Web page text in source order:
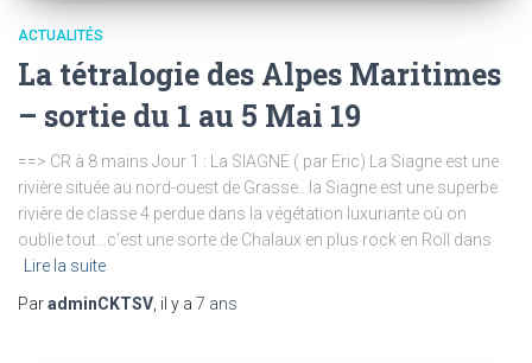
ACTUALITÉS
La tétralogie des Alpes Maritimes
– sortie du 1 au 5 Mai 19
==> CR à 8 mains Jour 1 : La SIAGNE ( par Eric) La Siagne est une
rivière située au nord-ouest de Grasse…la Siagne est une superbe
rivière de classe 4 perdue dans la végétation luxuriante où on
oublie tout…c’est une sorte de Chalaux en plus rock en Roll dans
Lire la suite
ParadminCKTSV, il y a 7 ans